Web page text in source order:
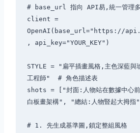
# base_url 指向 API易,統一管理多
client =
OpenAI(base_url="https://
, api_key="YOUR_KEY")
STYLE = "扁平插畫風格,主色深藍與
工程師"  # 角色描述表
shots = ["封面:人物站在數據中心
白板畫架構", "總結:人物豎起大拇指"]
# 1. 先生成基準圖,鎖定整組風格